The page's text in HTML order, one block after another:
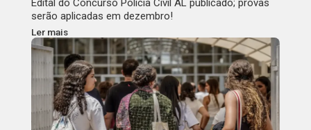
Edital do Concurso Polícia Civil AL publicado; provas
serão aplicadas em dezembro!
Ler mais